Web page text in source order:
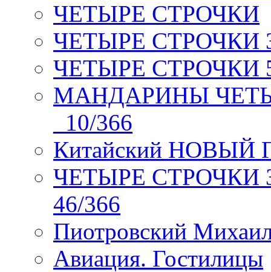
ЧЕТЫРЕ СТРОЧКИ
ЧЕТЫРЕ СТРОЧКИ 3
ЧЕТЫРЕ СТРОЧКИ 5
МАНДАРИНЫ
_10/366
Китайский НОВЫЙ
ЧЕТЫРЕ СТРОЧКИ
46/366
Пиотровский
Авиация. Гостилицы